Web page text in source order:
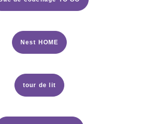
Nest HOME
tour de lit